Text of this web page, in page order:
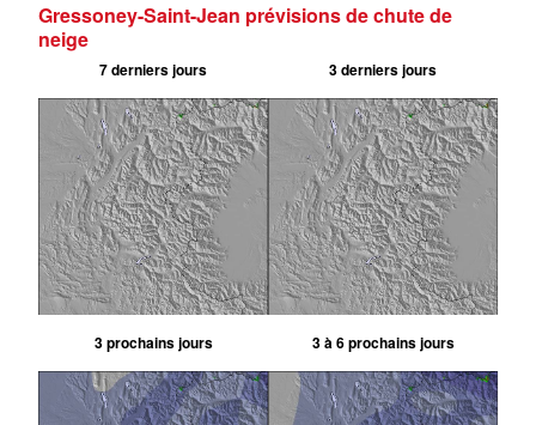
Gressoney-Saint-Jean prévisions de chute de
neige
7 derniers jours 3 derniers jours
3 prochains jours 3 à 6 prochains jours